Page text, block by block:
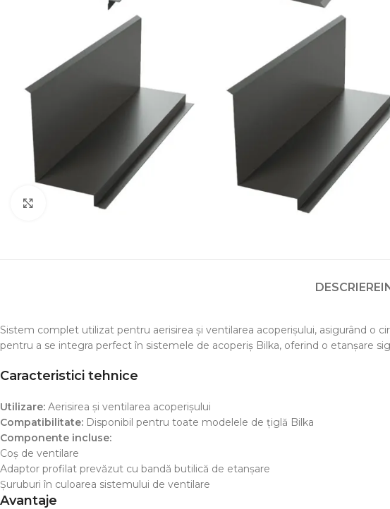
Clic pentru a mãri
DESCRIERE
Sistem complet utilizat pentru aerisirea și ventilarea acoperișului, asigurând o
pentru a se integra perfect în sistemele de acoperiș Bilka, oferind o etanșare
Caracteristici tehnice
Utilizare: Aerisirea și ventilarea acoperișului
Compatibilitate: Disponibil pentru toate modelele de țiglă Bilka
Componente incluse:
Coș de ventilare
Adaptor profilat prevăzut cu bandă butilică de etanșare
Șuruburi în culoarea sistemului de ventilare
Avantaje